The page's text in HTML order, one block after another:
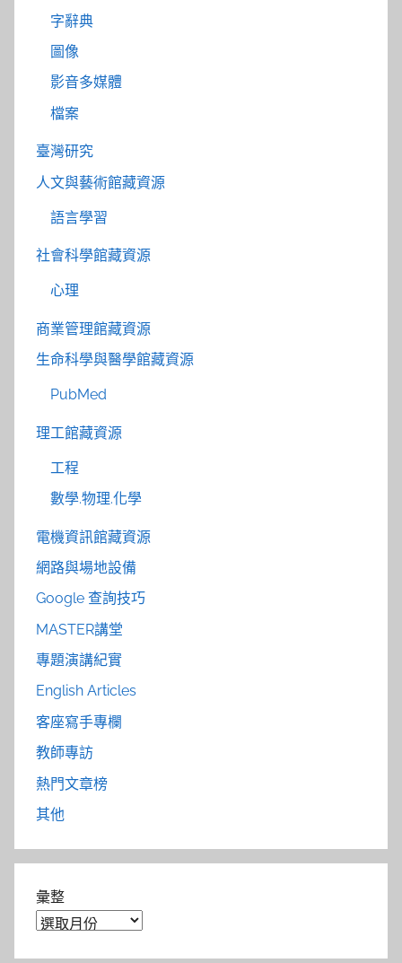
字辭典
圖像
影音多媒體
檔案
臺灣研究
人文與藝術館藏資源
語言學習
社會科學館藏資源
心理
商業管理館藏資源
生命科學與醫學館藏資源
PubMed
理工館藏資源
工程
數學.物理.化學
電機資訊館藏資源
網路與場地設備
Google 查詢技巧
MASTER講堂
專題演講紀實
English Articles
客座寫手專欄
教師專訪
熱門文章榜
其他
彙整